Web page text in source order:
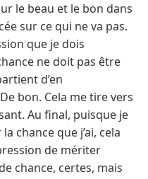
le beau et le bon dans
sur ce qui ne va pas.
que je dois
ne doit pas être
d’en
bon. Cela me tire vers
Au final, puisque je
chance que j’ai, cela
de mériter
chance, certes, mais